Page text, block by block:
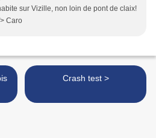
sur Vizille, non loin de pont de claix!
Caro
Crash test >